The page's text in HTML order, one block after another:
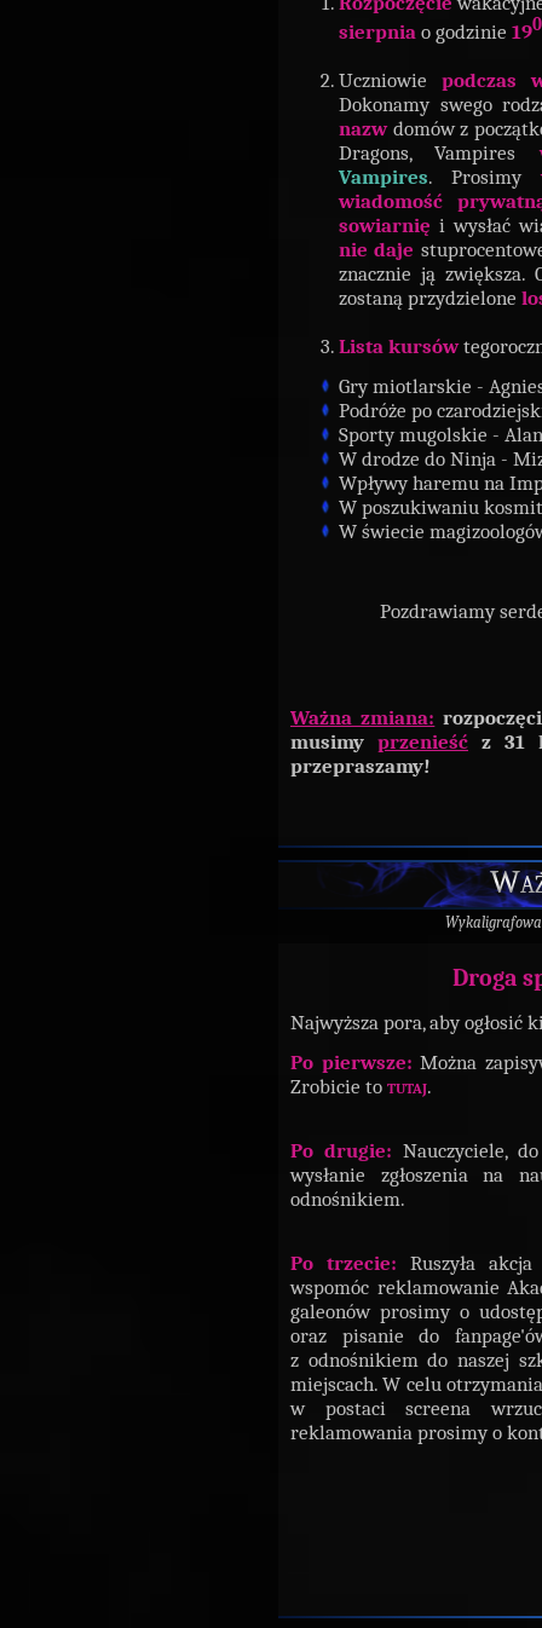
sierpnia o godzinie 19
Uczniowie podczas
Dokonamy swego
nazw domów z
Dragons, Vampires
Vampires. Prosimy
wiadomość
sowiarnię i wysłać
nie daje
znacznie ją zwiększa.
zostaną przydzielone
Lista kursów
Gry miotlarskie -
Podróże po
Sporty mugolskie -
W drodze do Ninja -
Wpływy haremu na
W poszukiwaniu
W świecie
Pozdrawiamy
Ważna zmiana:
musimy przenieść z 31
przepraszamy!
Droga
Najwyższa pora, aby
Po pierwsze: Można
Zrobicie to tutaj.
Po drugie: Nauczyciele,
wysłanie zgłoszenia na
odnośnikiem.
Po trzecie: Ruszyła
wspomóc reklamowanie
galeonów prosimy o
oraz pisanie do
z odnośnikiem do naszej
miejscach. W celu
w postaci screena
reklamowania prosimy o